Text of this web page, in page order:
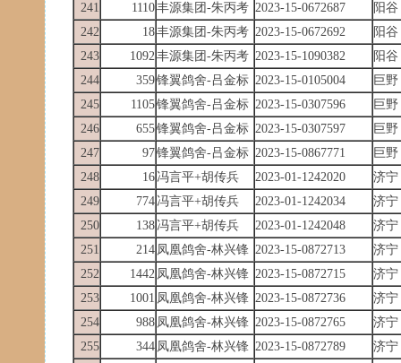
241
1110丰源集团-朱丙考 2023-15-0672687
阳谷
242
18丰源集团-朱丙考 2023-15-0672692
阳谷
243
1092丰源集团-朱丙考 2023-15-1090382
阳谷
244
359锋翼鸽舍-吕金标 2023-15-0105004
巨野
245
1105锋翼鸽舍-吕金标 2023-15-0307596
巨野
246
655锋翼鸽舍-吕金标 2023-15-0307597
巨野
247
97锋翼鸽舍-吕金标 2023-15-0867771
巨野
248
16 冯言平+胡传兵 2023-01-1242020
济宁
249
774 冯言平+胡传兵 2023-01-1242034
济宁
250
138 冯言平+胡传兵 2023-01-1242048
济宁
251
214 凤凰鸽舍-林兴锋 2023-15-0872713
济宁
252
1442 凤凰鸽舍-林兴锋 2023-15-0872715
济宁
253
1001 凤凰鸽舍-林兴锋 2023-15-0872736
济宁
254
988 凤凰鸽舍-林兴锋 2023-15-0872765
济宁
255
344 凤凰鸽舍-林兴锋 2023-15-0872789
济宁